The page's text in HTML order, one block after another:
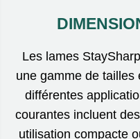
Les lames
une gamme de tailles
différentes
courantes incluent
utilisation compacte